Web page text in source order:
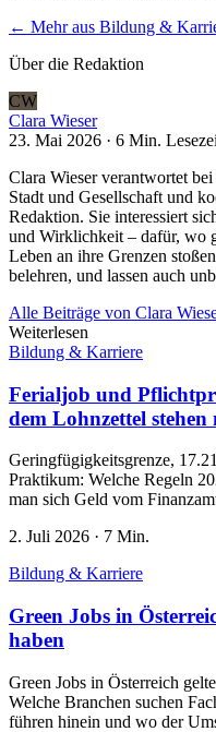
← Mehr aus Bildung &
Über die Redaktion
CW
Clara Wieser
23. Mai 2026 · 6 Min.
Clara Wieser verantwortet
Stadt und Gesellschaft und
Redaktion. Sie interessiert
und Wirklichkeit – dafür, wo
Leben an ihre Grenzen
belehren, und lassen auch
Alle Beiträge von Clara
Weiterlesen
Bildung & Karriere
Ferialjob und
dem Lohnzettel stehen
Geringfügigkeitsgrenze,
Praktikum: Welche Regeln
man sich Geld vom
2. Juli 2026 · 7 Min.
Bildung & Karriere
Green Jobs in
haben
Green Jobs in Österreich
Welche Branchen suchen
führen hinein und wo der